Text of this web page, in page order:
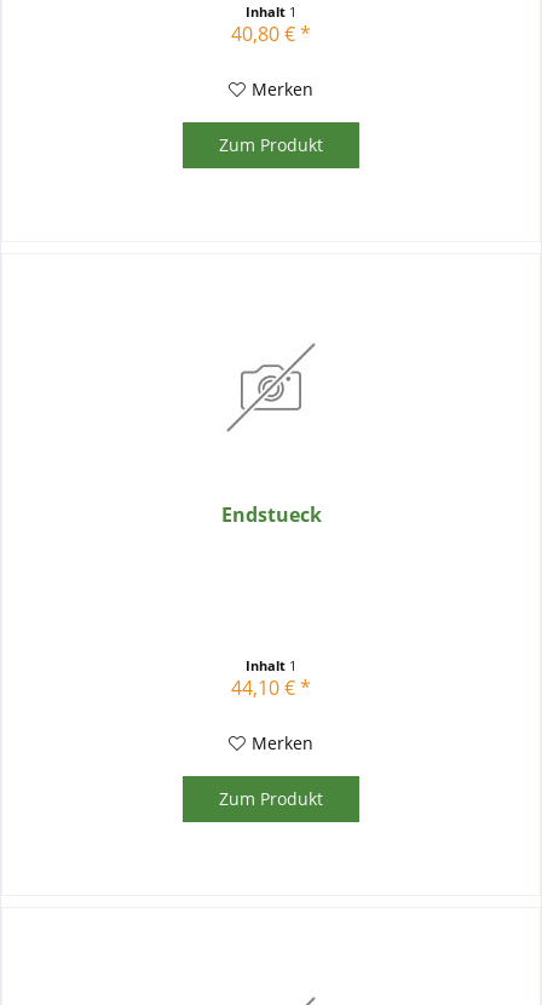
Inhalt 1
40,80 € *
Merken
Zum Produkt
Endstueck
Inhalt 1
44,10 € *
Merken
Zum Produkt